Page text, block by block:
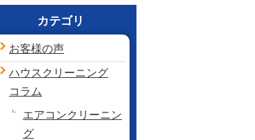
カテゴリ
お客様の声
ハウスクリーニング
コラム
エアコンクリーニン
グ